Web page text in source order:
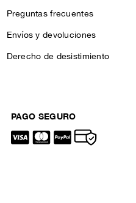
Preguntas frecuentes
Envíos y devoluciones
Derecho de desistimiento
PAGO SEGURO